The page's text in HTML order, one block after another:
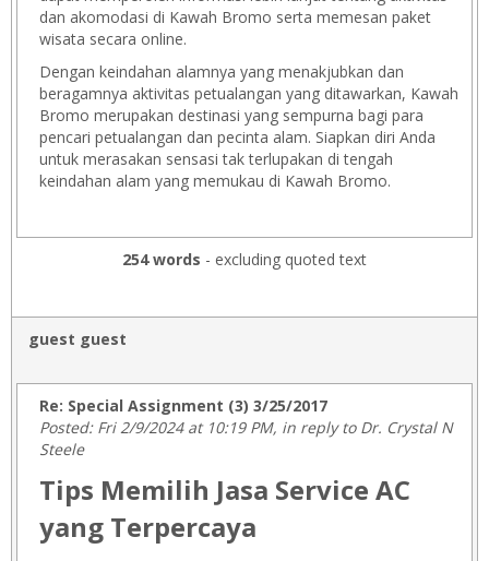
dan akomodasi di Kawah Bromo serta memesan paket
wisata secara online.
Dengan keindahan alamnya yang menakjubkan dan
beragamnya aktivitas petualangan yang ditawarkan, Kawah
Bromo merupakan destinasi yang sempurna bagi para
pencari petualangan dan pecinta alam. Siapkan diri Anda
untuk merasakan sensasi tak terlupakan di tengah
keindahan alam yang memukau di Kawah Bromo.
254 words - excluding quoted text
guest guest
Re: Special Assignment (3) 3/25/2017
Posted: Fri 2/9/2024 at 10:19 PM, in reply to Dr. Crystal N
Steele
Tips Memilih Jasa Service AC
yang Terpercaya